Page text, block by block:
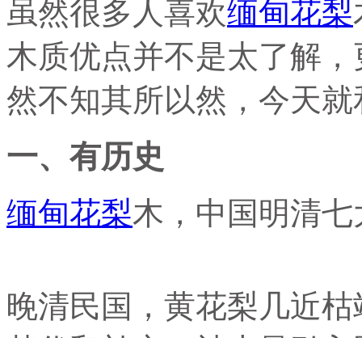
虽然很多人喜欢缅甸花梨
木质优点并不是太了解
然不知其所以然，今天
一、有历史
缅甸花梨木，中国明清七
晚清民国，黄花梨几近枯